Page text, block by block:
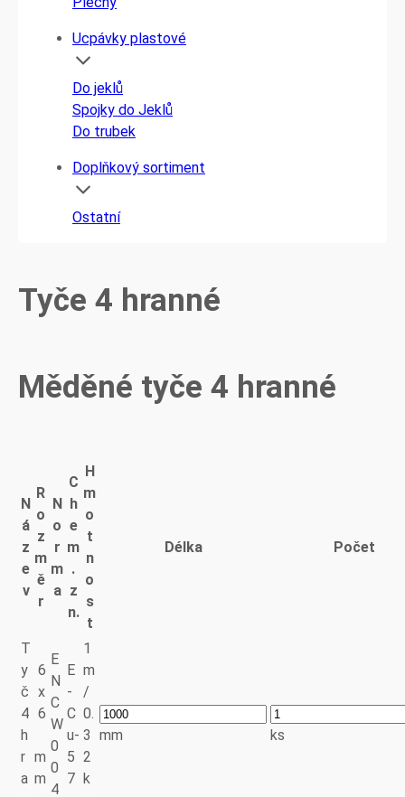
Ucpávky plastové
Do jeklů
Spojky do Jeklů
Do trubek
Doplňkový sortiment
Ostatní
Tyče 4 hranné
Měděné tyče 4 hranné
N
á
z
e
v
R
o
z
m
ě
r
N
o
r
m
a
C
h
e
m
.
z
n.
H
m
o
t
n
o
s
t
Délka Počet
T
y
č
4
h
r
a
6
x
6
m
m
E
N
C
W
0
0
4
E
-
C
u-
5
7
1
m
/
0.
3
2
k
mm ks